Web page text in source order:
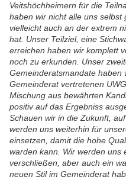
Veitshöchheimern für die
haben wir nicht alle uns selbst
vielleicht auch an der extrem
hat. Unser Teilziel, eine
erreichen haben wir komplett
noch zu erkunden. Unser
Gemeinderatsmandate haben
Gemeinderat vertretenen
Mischung aus bewährten
positiv auf das Ergebniss
Schauen wir in die Zukunft,
werden uns weiterhin für
einsetzen, damit die hohe
warden kann. Wir werden uns
verschließen, aber auch ein
neuen Stil im Gemeinderat